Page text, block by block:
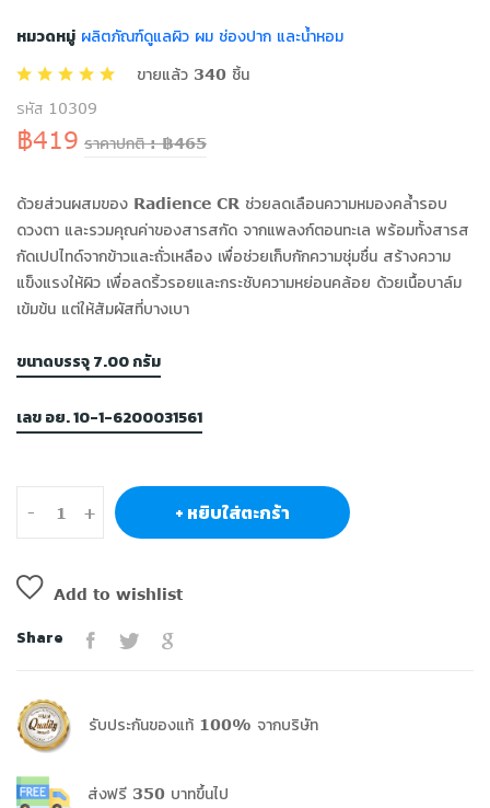
หมวดหมู่ ผลิตภัณฑ์ดูแลผิว ผม ช่องปาก และน้ำหอม
ขายแล้ว 340 ชิ้น
รหัส 10309
฿419 ราคาปกติ : ฿465
ด้วยส่วนผสมของ Radience CR ช่วยลดเลือนความหมองคล้ำรอบ
ดวงตา และรวมคุณค่าของสารสกัด จากแพลงก์ตอนทะเล พร้อมทั้งสารส
กัดเปปไทด์จากข้าวและถั่วเหลือง เพื่อช่วยเก็บกักความชุ่มชื่น สร้างความ
แข็งแรงให้ผิว เพื่อลดริ้วรอยและกระชับความหย่อนคล้อย ด้วยเนื้อบาล์ม
เข้มข้น แต่ให้สัมผัสที่บางเบา
ขนาดบรรจุ 7.00 กรัม
เลข อย. 10-1-6200031561
- + + หยิบใส่ตะกร้า
Add to wishlist
Share
รับประกันของแท้ 100% จากบริษัท
ส่งฟรี 350 บาทขึ้นไป